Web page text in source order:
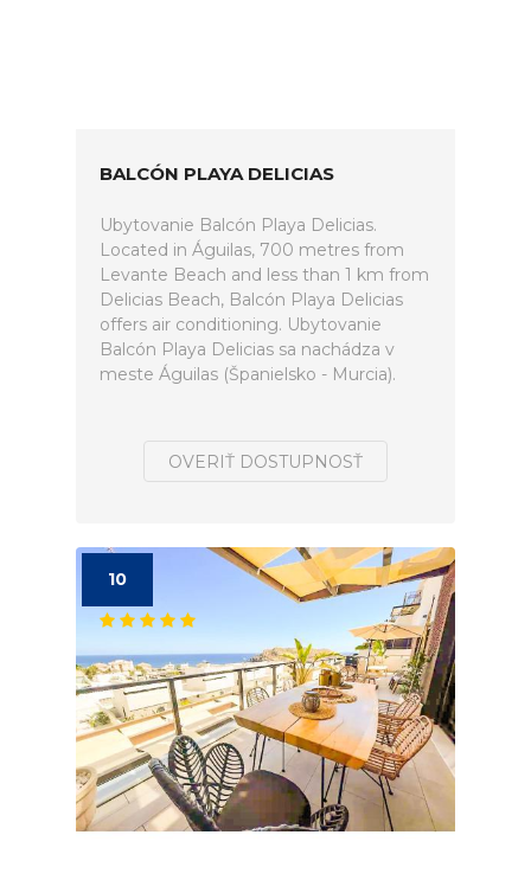
BALCÓN PLAYA DELICIAS
Ubytovanie Balcón Playa Delicias.
Located in Águilas, 700 metres from
Levante Beach and less than 1 km from
Delicias Beach, Balcón Playa Delicias
offers air conditioning. Ubytovanie
Balcón Playa Delicias sa nachádza v
meste Águilas (Španielsko - Murcia).
OVERIŤ DOSTUPNOSŤ
10